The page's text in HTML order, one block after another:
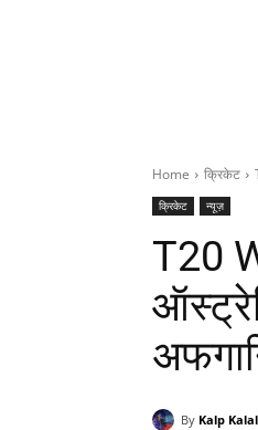
Home क्रिकेट
क्रिकेट न्यूज़
T20
By Kalp Kalal